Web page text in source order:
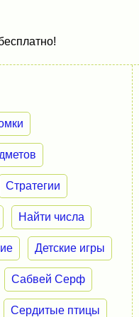
Стратегии
Найти числа
Детские игры
Сабвей Серф
Сердитые птицы